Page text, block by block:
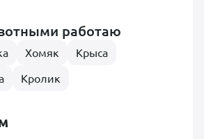
работаю
Хомяк
Крыса
Кролик